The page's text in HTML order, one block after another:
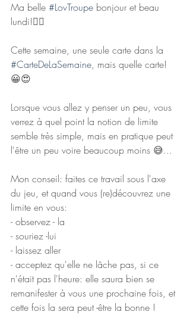
Ma belle #LovTroupe bonjour et beau
lundi!🙋‍♀️
Cette semaine, une seule carte dans la
#CarteDeLaSemaine, mais quelle carte!
😀😍
Lorsque vous allez y penser un peu, vous
verrez à quel point la notion de limite
semble très simple, mais en pratique peut
l'être un peu voire beaucoup moins 😅...
Mon conseil: faites ce travail sous l'axe
du jeu, et quand vous (re)découvrez une
limite en vous:
- observez - la
- souriez -lui
- laissez aller
- acceptez qu'elle ne lâche pas, si ce
n'était pas l'heure: elle saura bien se
remanifester à vous une prochaine fois, et
cette fois la sera peut -être la bonne !